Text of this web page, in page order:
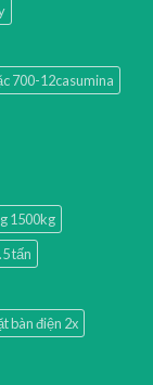
700-12casumina
1500kg
tấn
bàn điện 2x